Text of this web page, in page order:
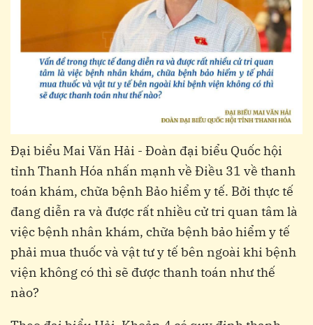
Đại biểu Mai Văn Hải - Đoàn đại biểu Quốc hội
tỉnh Thanh Hóa nhấn mạnh về Điều 31 về thanh
toán khám, chữa bệnh Bảo hiểm y tế. Bởi thực tế
đang diễn ra và được rất nhiều cử tri quan tâm là
việc bệnh nhân khám, chữa bệnh bảo hiểm y tế
phải mua thuốc và vật tư y tế bên ngoài khi bệnh
viện không có thì sẽ được thanh toán như thế
nào?